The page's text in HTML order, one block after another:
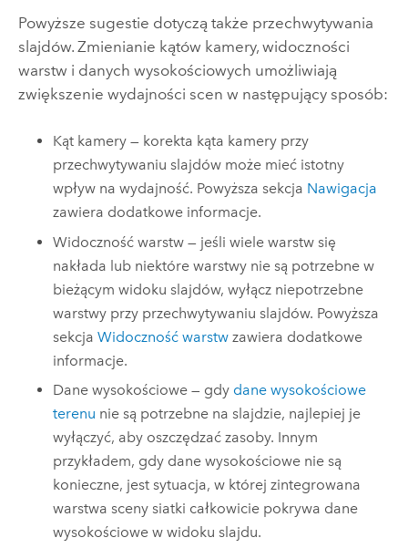
Powyższe sugestie dotyczą także przechwytywania
slajdów. Zmienianie kątów kamery, widoczności
warstw i danych wysokościowych umożliwiają
zwiększenie wydajności scen w następujący sposób:
Kąt kamery — korekta kąta kamery przy
przechwytywaniu slajdów może mieć istotny
wpływ na wydajność. Powyższa sekcja Nawigacja
zawiera dodatkowe informacje.
Widoczność warstw — jeśli wiele warstw się
nakłada lub niektóre warstwy nie są potrzebne w
bieżącym widoku slajdów, wyłącz niepotrzebne
warstwy przy przechwytywaniu slajdów. Powyższa
sekcjaWidoczność warstw zawiera dodatkowe
informacje.
Dane wysokościowe — gdy dane wysokościowe
terenu nie są potrzebne na slajdzie, najlepiej je
wyłączyć, aby oszczędzać zasoby. Innym
przykładem, gdy dane wysokościowe nie są
konieczne, jest sytuacja, w której zintegrowana
warstwa sceny siatki całkowicie pokrywa dane
wysokościowe w widoku slajdu.